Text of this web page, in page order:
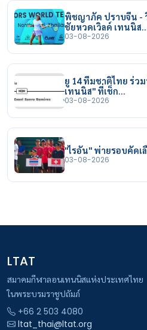
พิชญาภัค ปราบจีน -
ชัยหวดเวิลด์ เทนนิส
03-08-2026
ยู 14 ทีมชาติไทย ร่ว
เทนนิส" ที่เช็ก…
03-08-2026
"ไรอัน" พ่ายรอบคัดเ
03-08-2026
LTAT
สมาคมกีฬาลอนเทนนิสแห่งประเทศไทย
ในพระบรมราชูปถัมภ์
+66 2 503 4080
ltat_thai@ltat.org